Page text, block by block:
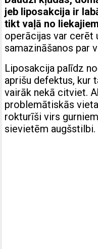
jeb liposakcija ir
tikt vaļā no
operācijas var cerēt
samazināšanos par
Liposakcija palīdz
aprišu defektus, kur
vairāk nekā citviet.
problemātiskās
rokturīši virs
sievietēm augšstilbi.